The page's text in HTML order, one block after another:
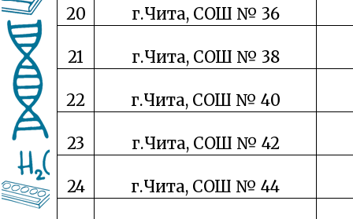
20 г.Чита, СОШ № 36
21 г.Чита, СОШ № 38
22 г.Чита, СОШ № 40
23 г.Чита, СОШ № 42
24 г.Чита, СОШ № 44